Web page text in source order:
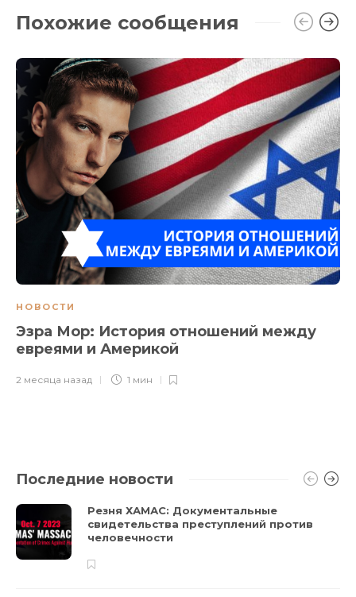
Похожие сообщения
НОВОСТИ
Эзра Мор: История отношений между
евреями и Америкой
2 месяца назад 1 мин
Последние новости
Резня ХАМАС: Документальные
свидетельства преступлений против
человечности